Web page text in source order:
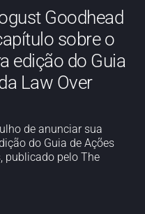
Goodhead
sobre o
edição do Guia
Law Over
de anunciar sua
do Guia de Ações
publicado pelo The